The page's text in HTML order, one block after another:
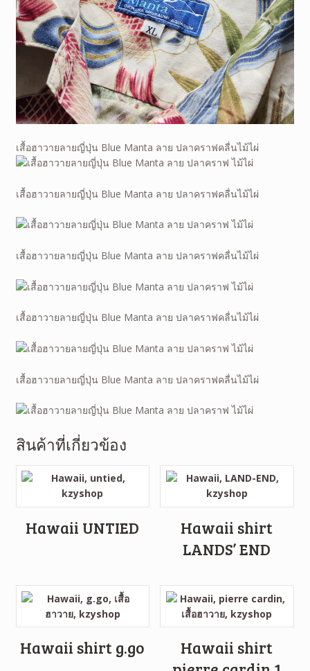
เสื้อฮาวายลายญี่ปุ่น Blue Manta ลาย ปลาคราฟคลื่นไม้ไผ่
เสื้อฮาวายลายญี่ปุ่น Blue Manta ลาย ปลาคราฟคลื่นไม้ไผ่
เสื้อฮาวายลายญี่ปุ่น Blue Manta ลาย ปลาคราฟคลื่นไม้ไผ่
เสื้อฮาวายลายญี่ปุ่น Blue Manta ลาย ปลาคราฟคลื่นไม้ไผ่
เสื้อฮาวายลายญี่ปุ่น Blue Manta ลาย ปลาคราฟคลื่นไม้ไผ่
สินค้าที่เกี่ยวข้อง
Hawaii UNTIED
Hawaii shirt
LANDS’ END
Hawaii shirt g.go
Hawaii shirt